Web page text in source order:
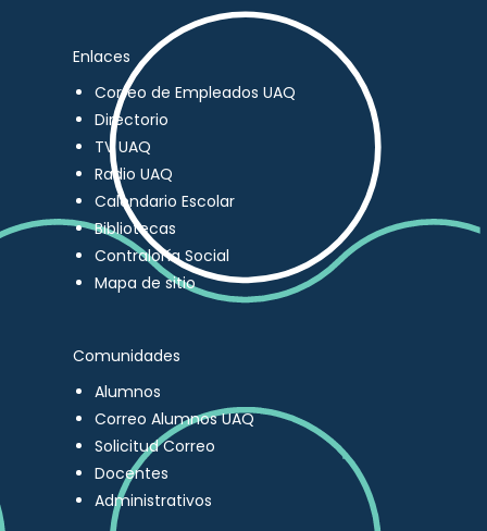
Enlaces
Correo de Empleados UAQ
Directorio
TV UAQ
Radio UAQ
Calendario Escolar
Bibliotecas
Contraloría Social
Mapa de sitio
Comunidades
Alumnos
Correo Alumnos UAQ
Solicitud Correo
Docentes
Administrativos